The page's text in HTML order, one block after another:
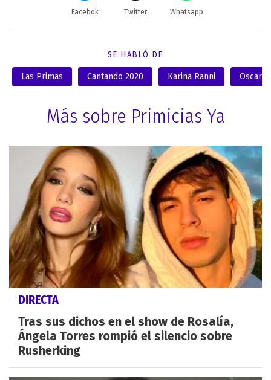
Facebok Twitter Whatsapp
SE HABLÓ DE
Las Primas Cantando 2020 Karina Ranni Oscar
Más sobre Primicias Ya
DIRECTA
Tras sus dichos en el show de Rosalía,
Ángela Torres rompió el silencio sobre
Rusherking